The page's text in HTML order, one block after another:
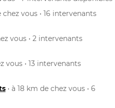
chez vous • 16 intervenants
vous • 2 intervenants
vous • 13 intervenants
• à 18 km de chez vous • 6